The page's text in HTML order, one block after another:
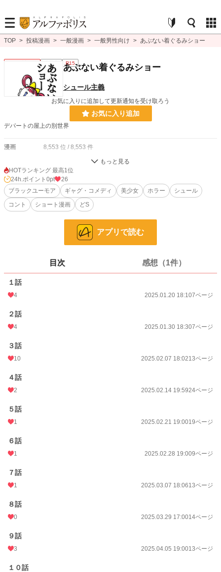
TOP > 投稿漫画 > 一般漫画 > 一般男性向け > あぶない着ぐるみショー
連載中 R15
あぶない着ぐるみショー
シュール主義
お気に入りに追加して更新通知を受け取ろう
お気に入り追加
デパートの屋上の別世界
漫画 8,553 位 / 8,553 件
お気に入り 4
24h.ポイント 0 pt
2026.02.28 21:10
0 pt (8,553 位)
月間ポイント
HOTランキング 最高1位
24h.ポイント 0pt
26
ブラックユーモア
ギャグ・コメディ 美少女 ホラー
シュール
コント
ショート漫画 どS
アプリで読む
目次 感想（1件）
１話
4 2025.01.20 18:107ページ
２話
4 2025.01.30 18:307ページ
３話
10 2025.02.07 18:0213ページ
４話
2 2025.02.14 19:5924ページ
５話
1 2025.02.21 19:0019ページ
６話
1 2025.02.28 19:009ページ
７話
1 2025.03.07 18:0613ページ
８話
0 2025.03.29 17:0014ページ
９話
3 2025.04.05 19:0013ページ
１０話